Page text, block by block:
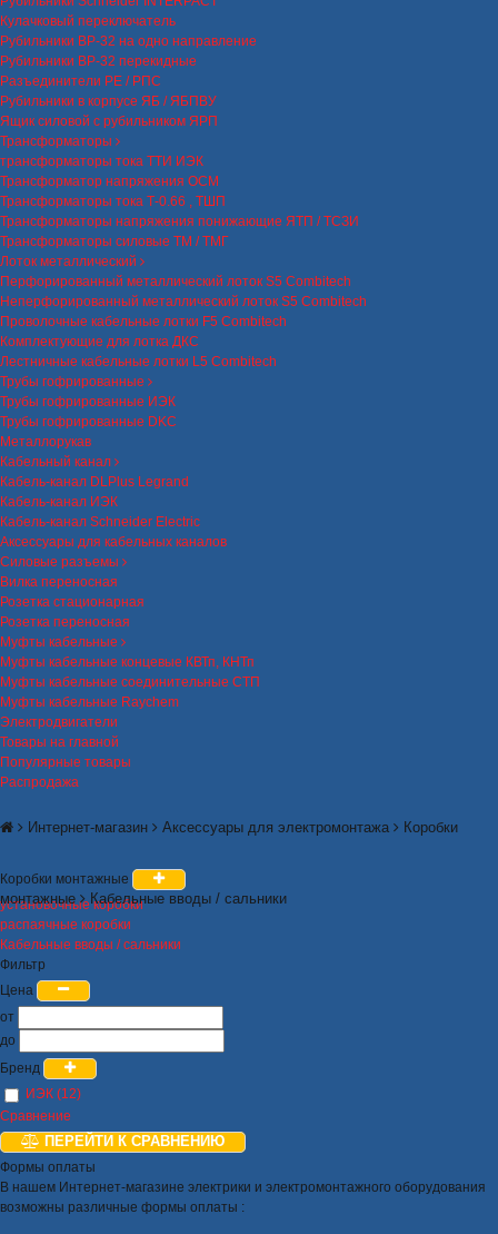
Кулачковый переключатель
Рубильники ВР-32 на одно направление
Рубильники ВР-32 перекидные
Разъединители РЕ / РПС
Рубильники в корпусе ЯБ / ЯБПВУ
Ящик силовой с рубильником ЯРП
Трансформаторы
трансформаторы тока ТТИ ИЭК
Трансформатор напряжения ОСМ
Трансформаторы тока Т-0.66 , ТШП
Трансформаторы напряжения понижающие ЯТП / ТСЗИ
Трансформаторы силовые ТМ / ТМГ
Лоток металлический
Перфорированный металлический лоток S5 Combitech
Неперфорированный металлический лоток S5 Combitech
Проволочные кабельные лотки F5 Combitech
Комплектующие для лотка ДКС
Лестничные кабельные лотки L5 Combitech
Трубы гофрированные
Трубы гофрированные ИЭК
Трубы гофрированные DKC
Металлорукав
Кабельный канал
Кабель-канал DLPlus Legrand
Кабель-канал ИЭК
Кабель-канал Schneider Electric
Аксессуары для кабельных каналов
Силовые разъемы
Вилка переносная
Розетка стационарная
Розетка переносная
Муфты кабельные
Муфты кабельные концевые КВТп, КНТп
Муфты кабельные соединительные СТП
Муфты кабельные Raychem
Электродвигатели
Товары на главной
Популярные товары
Распродажа
Интернет-магазин Аксессуары для электромонтажа Коробки
монтажные Кабельные вводы / сальники
Коробки монтажные
установочные коробки
распаячные коробки
Кабельные вводы / сальники
Фильтр
Цена
от
до
Бренд
ИЭК (12)
Сравнение
ПЕРЕЙТИ К СРАВНЕНИЮ
Формы оплаты
В нашем Интернет-магазине электрики и электромонтажного оборудования
возможны различные формы оплаты :